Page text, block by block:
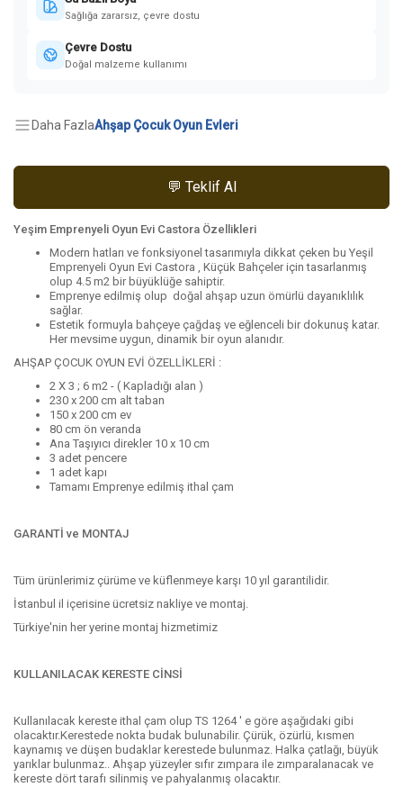
Sağlığa zararsız, çevre dostu
Çevre Dostu
Doğal malzeme kullanımı
Daha FazlaAhşap Çocuk Oyun Evleri
💬 Teklif Al
Yeşim Emprenyeli Oyun Evi Castora Özellikleri
Modern hatları ve fonksiyonel tasarımıyla dikkat çeken bu Yeşil
Emprenyeli Oyun Evi Castora , Küçük Bahçeler için tasarlanmış
olup 4.5 m2 bir büyüklüğe sahiptir.
Emprenye edilmiş olup doğal ahşap uzun ömürlü dayanıklılık
sağlar.
Estetik formuyla bahçeye çağdaş ve eğlenceli bir dokunuş katar.
Her mevsime uygun, dinamik bir oyun alanıdır.
AHŞAP ÇOCUK OYUN EVİ ÖZELLİKLERİ :
2 X 3 ; 6 m2 - ( Kapladığı alan )
230 x 200 cm alt taban
150 x 200 cm ev
80 cm ön veranda
Ana Taşıyıcı direkler 10 x 10 cm
3 adet pencere
1 adet kapı
Tamamı Emprenye edilmiş ithal çam
GARANTİ ve MONTAJ
Tüm ürünlerimiz çürüme ve küflenmeye karşı 10 yıl garantilidir.
İstanbul il içerisine ücretsiz nakliye ve montaj.
Türkiye'nin her yerine montaj hizmetimiz
KULLANILACAK KERESTE CİNSİ
Kullanılacak kereste ithal çam olup TS 1264 ' e göre aşağıdaki gibi
olacaktır.Kerestede nokta budak bulunabilir. Çürük, özürlü, kısmen
kaynamış ve düşen budaklar kerestede bulunmaz. Halka çatlağı, büyük
yarıklar bulunmaz.. Ahşap yüzeyler sıfır zımpara ile zımparalanacak ve
kereste dört tarafı silinmiş ve pahyalanmış olacaktır.